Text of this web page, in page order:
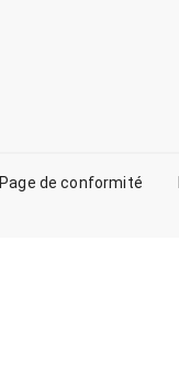
Page de conformité